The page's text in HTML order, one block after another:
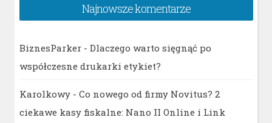
Najnowsze komentarze
BiznesParker- Dlaczego warto sięgnąć po
współczesne drukarki etykiet?
Karolkowy- Co nowego od firmy Novitus? 2
ciekawe kasy fiskalne: Nano II Online i Link